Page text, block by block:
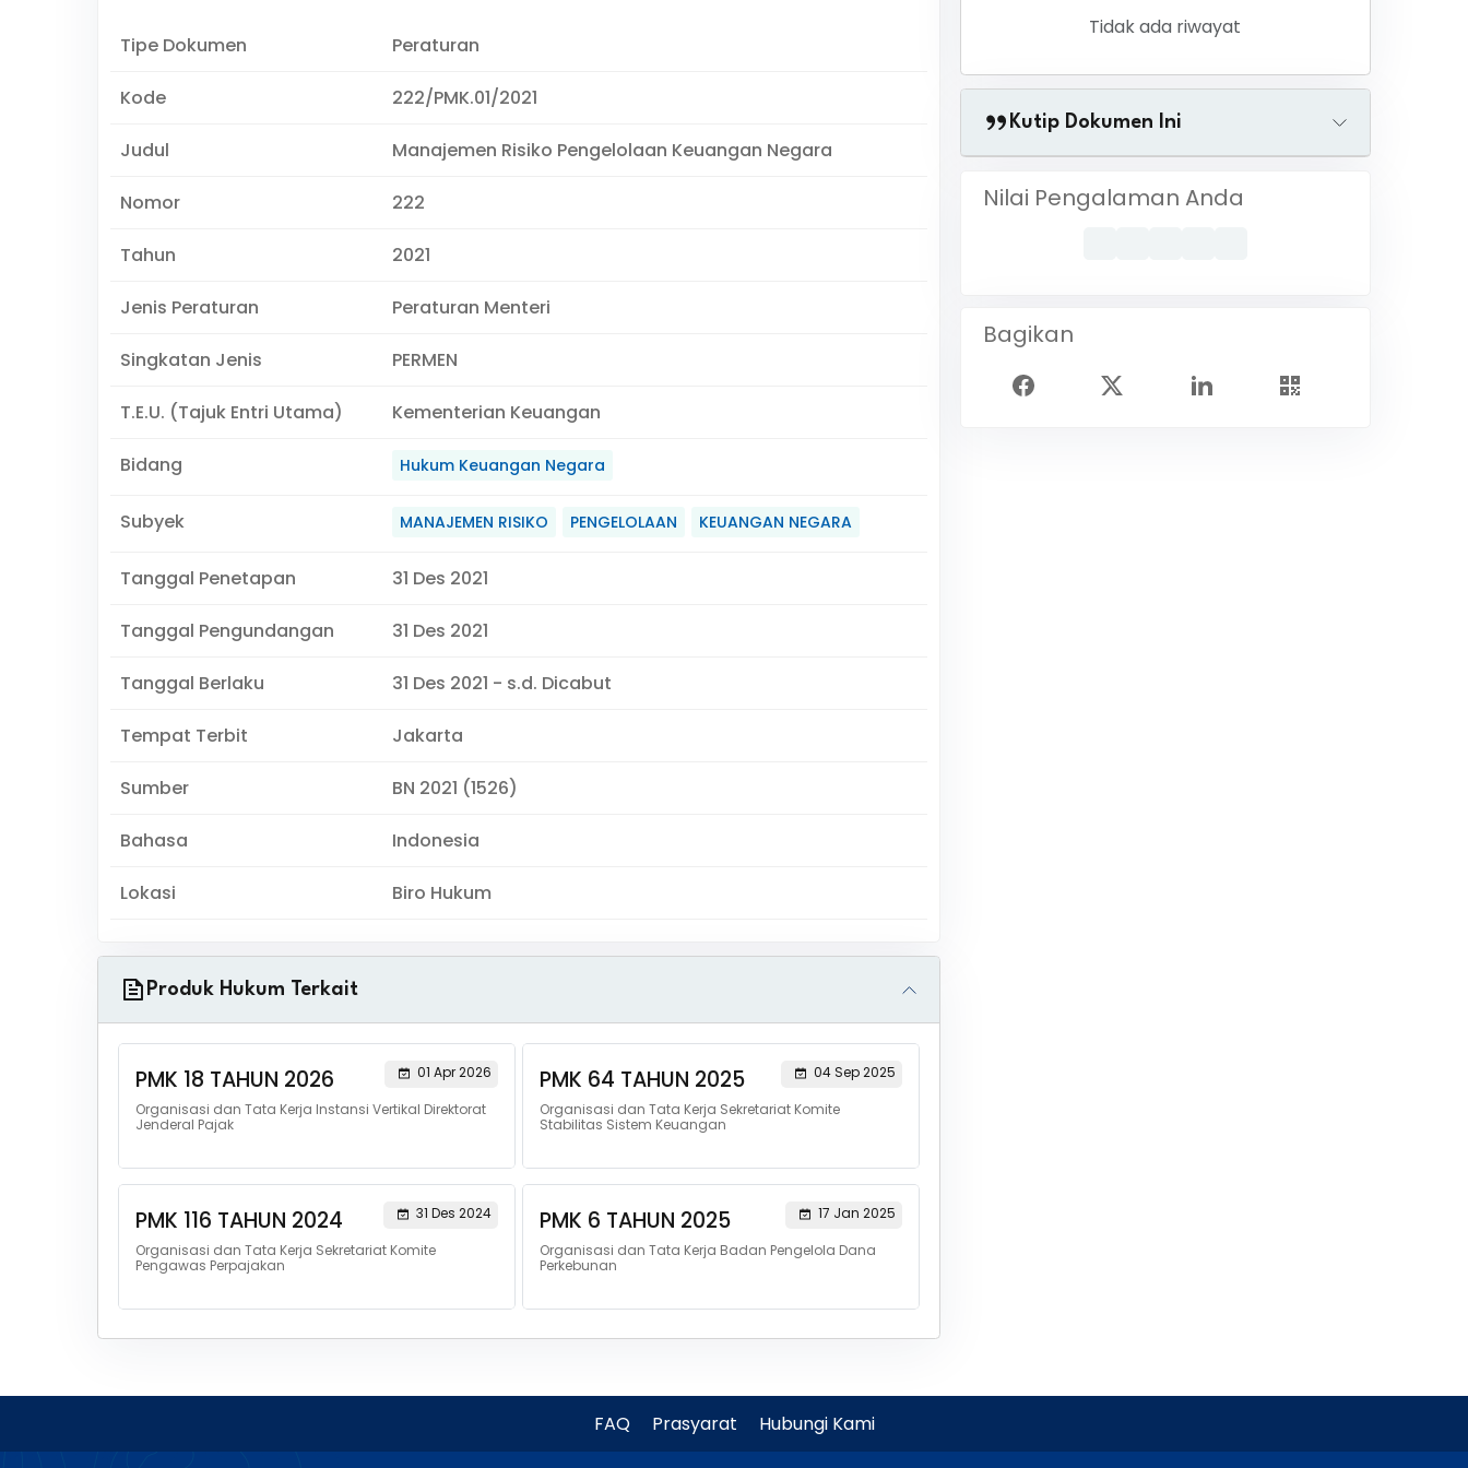
Tipe Dokumen Peraturan
Kode 222/PMK.01/2021
Judul Manajemen Risiko Pengelolaan Keuangan Negara
Nomor 222
Tahun 2021
Jenis Peraturan Peraturan Menteri
Singkatan Jenis PERMEN
T.E.U. (Tajuk Entri Utama) Kementerian Keuangan
Bidang Hukum Keuangan Negara
Subyek MANAJEMEN RISIKO PENGELOLAAN KEUANGAN NEGARA
Tanggal Penetapan 31 Des 2021
Tanggal Pengundangan 31 Des 2021
Tanggal Berlaku 31 Des 2021 - s.d. Dicabut
Tempat Terbit Jakarta
Sumber BN 2021 (1526)
Bahasa Indonesia
Lokasi Biro Hukum
Produk Hukum Terkait
PMK 18 TAHUN 2026
01 Apr 2026
Organisasi dan Tata Kerja Instansi Vertikal Direktorat
Jenderal Pajak
PMK 64 TAHUN 2025
04 Sep 2025
Organisasi dan Tata Kerja Sekretariat Komite
Stabilitas Sistem Keuangan
PMK 116 TAHUN 2024
31 Des 2024
Organisasi dan Tata Kerja Sekretariat Komite
Pengawas Perpajakan
PMK 6 TAHUN 2025
17 Jan 2025
Organisasi dan Tata Kerja Badan Pengelola Dana
Perkebunan
Tidak ada riwayat
Kutip Dokumen Ini
Nilai Pengalaman Anda
Bagikan
FAQ Prasyarat Hubungi Kami